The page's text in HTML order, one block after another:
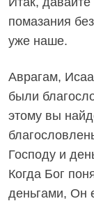
помазания
уже наше.
Аврагам,
были
этому вы
Господу и
Когда Бог
деньгами, Он